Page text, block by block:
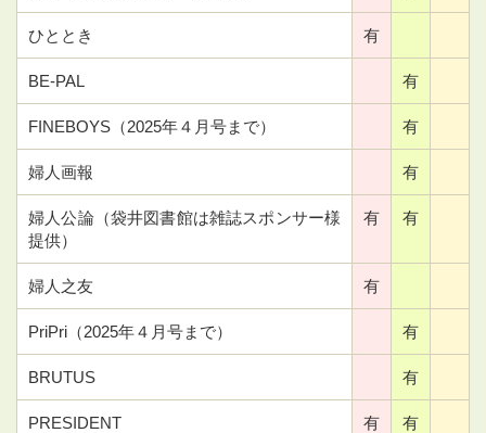
ひととき 有
BE-PAL 有
FINEBOYS（2025年４月号まで） 有
婦人画報 有
婦人公論（袋井図書館は雑誌スポンサー様
提供）
有 有
婦人之友 有
PriPri（2025年４月号まで） 有
BRUTUS 有
PRESIDENT 有 有